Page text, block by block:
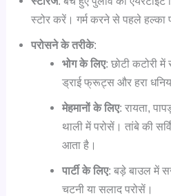
स्टोर करें। गर्म करने से पहले हल्का
परोसने के तरीके:
भोग के लिए: छोटी कटोरी
ड्राई फ्रूट्स और हरा
मेहमानों के लिए: रायता,
थाली में परोसें। तांबे की
आता है।
पार्टी के लिए: बड़े बाउल में
चटनी या सलाद परोसें।